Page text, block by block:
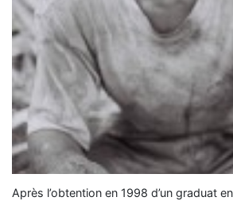
Après l’obtention en 1998 d’un graduat